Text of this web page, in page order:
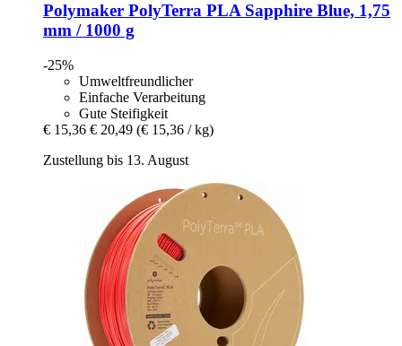
Polymaker PolyTerra PLA Sapphire Blue, 1,75
mm / 1000 g
-25%
Umweltfreundlicher
Einfache Verarbeitung
Gute Steifigkeit
€ 15,36 € 20,49 (€ 15,36 / kg)
Zustellung bis 13. August